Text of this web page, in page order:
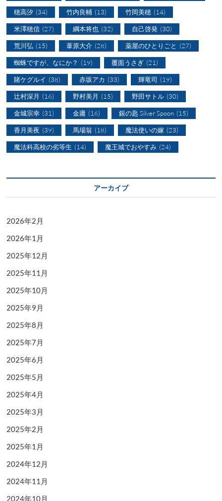
穂高汐 (34) 竹内良輔 (13) 竹岡美穂 (14)
米澤穂信 (27) 綱本将也 (32) 自己啓発 (30)
荒川弘 (15) 葦原大介 (28) 薬屋のひとりごと (27)
蜘蛛ですが、なにか？ (19) 覆面うさぎ (21)
賭ケグルイ (38) 赤坂アカ (33) 輝竜司 (19)
辻村深月 (16) 野村美月 (15) 野田サトル (30)
金城宗幸 (31) 金庸 (16) 銀の匙 Silver Spoon (15)
香月美夜 (39) 馬場翁 (18) 魔法使いの嫁 (23)
魔法科高校の劣等生 (14) 魔王城でおやすみ (24)
アーカイブ
2026年2月
2026年1月
2025年12月
2025年11月
2025年10月
2025年9月
2025年8月
2025年7月
2025年6月
2025年5月
2025年4月
2025年3月
2025年2月
2025年1月
2024年12月
2024年11月
2024年10月